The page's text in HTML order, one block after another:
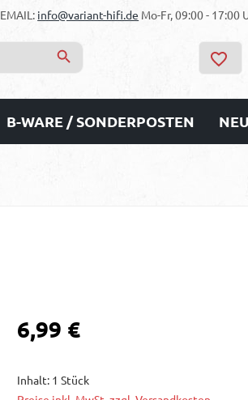
EMAIL: info@variant-hifi.de Mo-Fr, 09:00 - 17:00
B-WARE / SONDERPOSTEN NEU
Regulärer Preis:
6,99 €
Inhalt: 1 Stück